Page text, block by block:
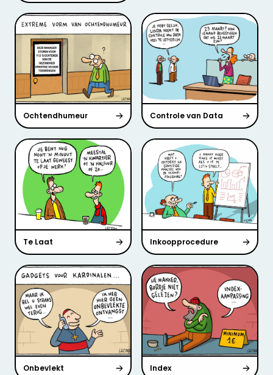
Ochtendhumeur Controle van Data
Te Laat Inkoopprocedure
Onbevlekt Index